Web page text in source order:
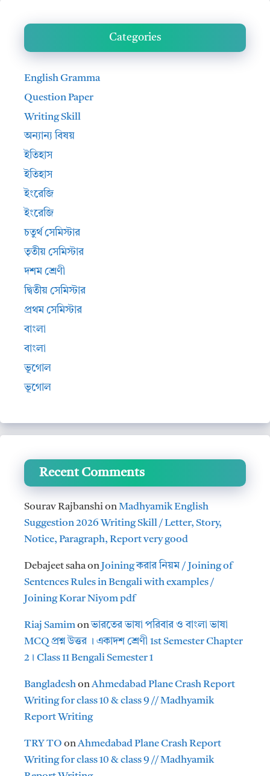
Categories
English Gramma
Question Paper
Writing Skill
অন্যান্য বিষয়
ইতিহাস
ইতিহাস
ইংরেজি
ইংরেজি
চতুর্থ সেমিস্টার
তৃতীয় সেমিস্টার
দশম শ্রেণী
দ্বিতীয় সেমিস্টার
প্রথম সেমিস্টার
বাংলা
বাংলা
ভূগোল
ভূগোল
Recent Comments
Sourav RajbanshionMadhyamik English
Suggestion 2026 Writing Skill / Letter, Story,
Notice, Paragraph, Report very good
Debajeet sahaonJoining করার নিয়ম / Joining of
Sentences Rules in Bengali with examples /
Joining Korar Niyom pdf
Riaj Samimonভারতের ভাষা পরিবার ও বাংলা ভাষা
MCQ প্রশ্ন উত্তর । একাদশ শ্রেণী 1st Semester Chapter
2। Class 11 Bengali Semester 1
BangladeshonAhmedabad Plane Crash Report
Writing for class 10 & class 9 // Madhyamik
Report Writing
TRY TO onAhmedabad Plane Crash Report
Writing for class 10 & class 9 // Madhyamik